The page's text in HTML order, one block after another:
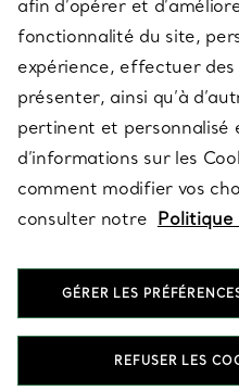
À PROPOS
QUESTIONS LÉGALES
SUIVEZ-NOUS
afin d’opérer et
fonctionnalité du site,
expérience, effectuer des
présenter, ainsi qu’à
pertinent et personnalisé
d’informations sur les
comment modifier vos
consulter notre Politique
GÉRER LES
REFUSER LES